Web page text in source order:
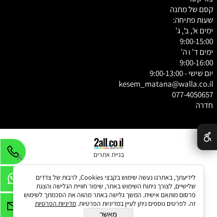
קסם של מתנה
שעות פתיחה:
ימים א', ב', ג'
9:00-15:00
ימים ד' ו ה'
9:00-16:00
יום שישי - 9:00-13:00
kesem_matana@walla.co.il
077-4050657
חדרה
בניית אתרים
לידיעתך, באתרנו נעשה שימוש בקבצי Cookies, לרבות של צדדים
שלישיים, לצורך ניתוח השימוש באתר, שיפור חוויית הגלישה והצגת
פרסום מותאם אישית. המשך גלישה באתר מהווה את הסכמתך לשימוש
זה. לפרטים נוספים ניתן לעיין במדיניות הפרטיות. מדיניות הפרטיות
מאשר